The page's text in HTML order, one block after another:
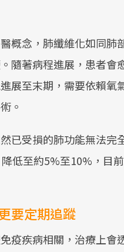
概念，肺纖維化如同肺
隨著病程進展，患者會
展至末期，需要依賴氧
。
已受損的肺功能無法完
低至約5%至10%，目
要定期追蹤
疫疾病相關，治療上會